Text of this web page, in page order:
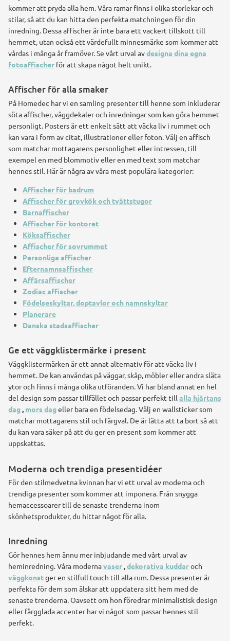
kommer att pryda alla hem. Våra ramar finns i olika storlekar och
stilar, så att du kan hitta den perfekta matchningen för din
inredning. Dessa affischer är inte bara ett vackert tillskott till
hemmet, utan också ett värdefullt minnesmärke som kommer att
vårdas i många år framöver. Se vårt urval avdesigna dina egna
fotoaffischer för att skapa något helt unikt.
Affischer för alla smaker
På Homedec har vi en samling presenter till henne som inkluderar
söta affischer, väggdekaler och inredningar som kan göra hemmet
personligt. Posters är ett enkelt sätt att väcka liv i rummet och
kan vara i form av citat, illustrationer eller foton. Välj en affisch
som matchar mottagarens personlighet eller intressen, till
exempel en med blommotiv eller en med text som matchar
hennes stil. Här är några av våra mest populära kategorier:
Affischer för badrum
Affischer för grovkök och tvättstugor
Barnaffischer
Affischer för kontoret
Köksaffischer
Affischer för sovrummet
Personliga affischer
Efternamnsaffischer
Affärsaffischer
Zodiac affischer
Födelseskyltar, doptavlor och namnskyltar
Planerare
Danska stadsaffischer
Ge ett väggklistermärke i present
Väggklistermärken är ett annat alternativ för att väcka liv i
hemmet. De kan användas på väggar, skåp, möbler eller andra släta
ytor och finns i många olika utföranden. Vi har bland annat en hel
del design som passar tillfället och passar perfekt till alla hjärtans
dag, mors dageller bara en födelsedag. Välj en wallsticker som
matchar mottagarens stil och färgval. De är lätta att ta bort så att
du kan vara säker på att du ger en present som kommer att
uppskattas.
Moderna och trendiga presentidéer
För den stilmedvetna kvinnan har vi ett urval av moderna och
trendiga presenter som kommer att imponera. Från snygga
hemaccessoarer till de senaste trenderna inom
skönhetsprodukter, du hittar något för alla.
Inredning
Gör hennes hem ännu mer inbjudande med vårt urval av
heminredning. Våra modernavaser,dekorativa kuddaroch
väggkonstger en stilfull touch till alla rum. Dessa presenter är
perfekta för dem som älskar att uppdatera sitt hem med de
senaste trenderna. Oavsett om hon föredrar minimalistisk design
eller färgglada accenter har vi något som passar hennes stil
perfekt.